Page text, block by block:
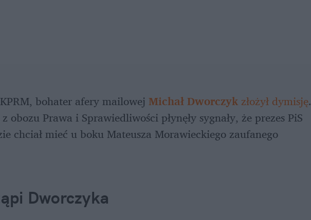
bohater afery mailowej Michał Dworczyk złożył dymisję.
obozu Prawa i Sprawiedliwości płynęły sygnały, że prezes PiS
chciał mieć u boku Mateusza Morawieckiego zaufanego
Dworczyka